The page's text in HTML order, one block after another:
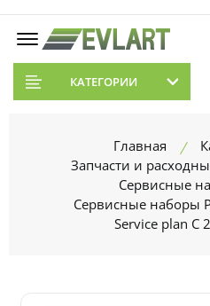
КАТЕГОРИИ
Главная
Запчасти и
Сервисные
Сервисные наборы
Service plan C